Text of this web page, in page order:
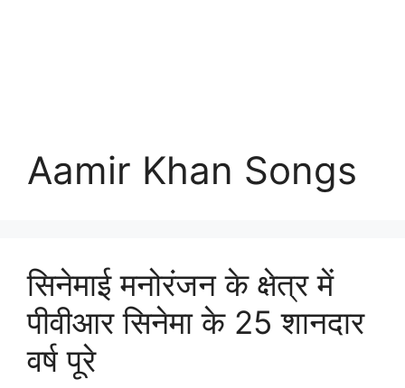
Aamir Khan Songs
सिनेमाई मनोरंजन के क्षेत्र में
पीवीआर सिनेमा के 25 शानदार
वर्ष पूरे